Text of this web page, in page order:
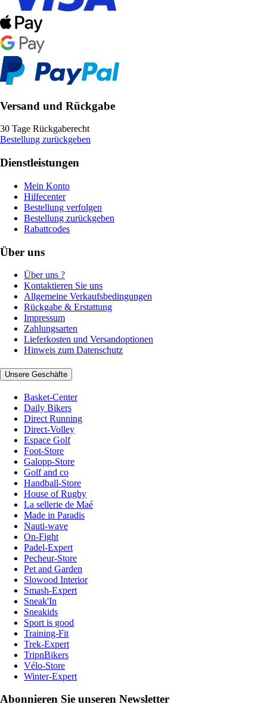
Versand und Rückgabe
30 Tage Rückgaberecht
Bestellung zurückgeben
Dienstleistungen
Mein Konto
Hilfecenter
Bestellung verfolgen
Bestellung zurückgeben
Rabattcodes
Über uns
Über uns ?
Kontaktieren Sie uns
Allgemeine Verkaufsbedingungen
Rückgabe & Erstattung
Impressum
Zahlungsarten
Lieferkosten und Versandoptionen
Hinweis zum Datenschutz
Unsere Geschäfte
Basket-Center
Daily Bikers
Direct Running
Direct-Volley
Espace Golf
Foot-Store
Galopp-Store
Golf and co
Handball-Store
House of Rugby
La sellerie de Maé
Made in Paradis
Nauti-wave
On-Fight
Padel-Expert
Pecheur-Store
Pet and Garden
Slowood Interior
Smash-Expert
Sneak'In
Sneakids
Sport is good
Training-Fit
Trek-Expert
TripnBikers
Vélo-Store
Winter-Expert
Abonnieren Sie unseren Newsletter